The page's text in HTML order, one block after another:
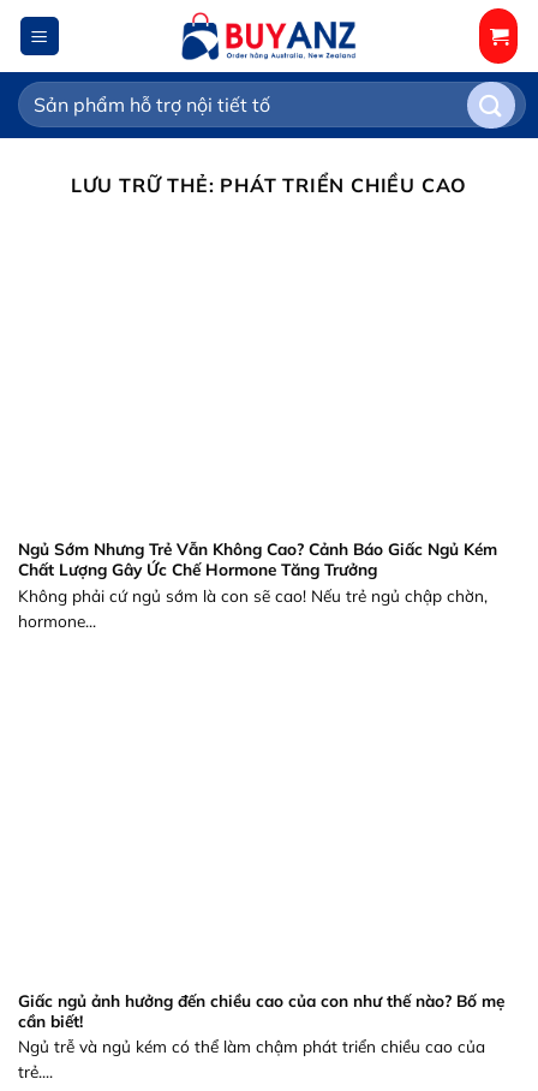
Chuyển
đến
nội
dung
Tìm
kiếm:
LƯU TRỮ THẺ: PHÁT TRIỂN CHIỀU CAO
Ngủ Sớm Nhưng Trẻ Vẫn Không Cao? Cảnh Báo Giấc Ngủ Kém
Chất Lượng Gây Ức Chế Hormone Tăng Trưởng
Không phải cứ ngủ sớm là con sẽ cao! Nếu trẻ ngủ chập chờn,
hormone...
Giấc ngủ ảnh hưởng đến chiều cao của con như thế nào? Bố mẹ
cần biết!
Ngủ trễ và ngủ kém có thể làm chậm phát triển chiều cao của
trẻ....